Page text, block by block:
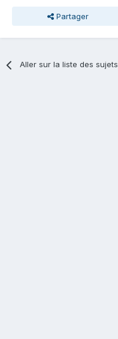
Partager
Aller sur la liste des sujets